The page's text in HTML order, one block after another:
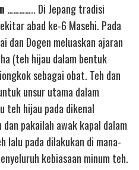
………….. Di Jepang tradisi
abad ke-6 Masehi. Pada
dan Dogen meluaskan ajaran
(teh hijau dalam bentuk
sebagai obat. Teh dan
unsur utama dalam
teh hijau pada dikenal
pakailah awak kapal dalam
lalu pada dilakukan di mana-
kebiasaan minum teh.